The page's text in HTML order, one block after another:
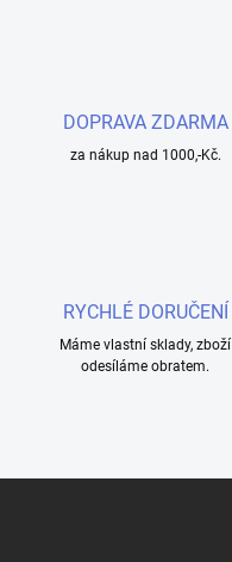
DOPRAVA ZDARMA
za nákup nad 1000,-Kč.
RYCHLÉ DORUČENÍ
Máme vlastní sklady, zboží
odesíláme obratem.